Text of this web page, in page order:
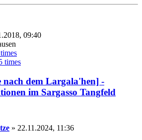
09:40
times
nach dem Largala'hen] -
im Sargasso Tangfeld
» 22.11.2024, 11:36